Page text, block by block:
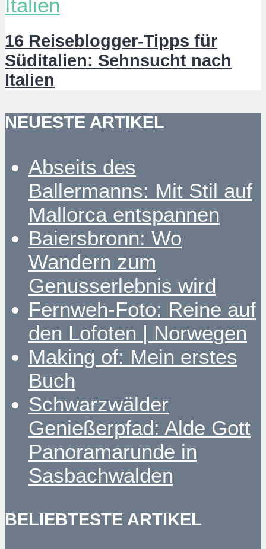
16 Reiseblogger-Tipps für
Süditalien: Sehnsucht nach
Italien
NEUESTE ARTIKEL
Abseits des
Ballermanns: Mit Stil auf
Mallorca entspannen
Baiersbronn: Wo
Wandern zum
Genusserlebnis wird
Fernweh-Foto: Reine auf
den Lofoten | Norwegen
Making of: Mein erstes
Buch
Schwarzwälder
Genießerpfad: Alde Gott
Panoramarunde in
Sasbachwalden
BELIEBTESTE ARTIKEL